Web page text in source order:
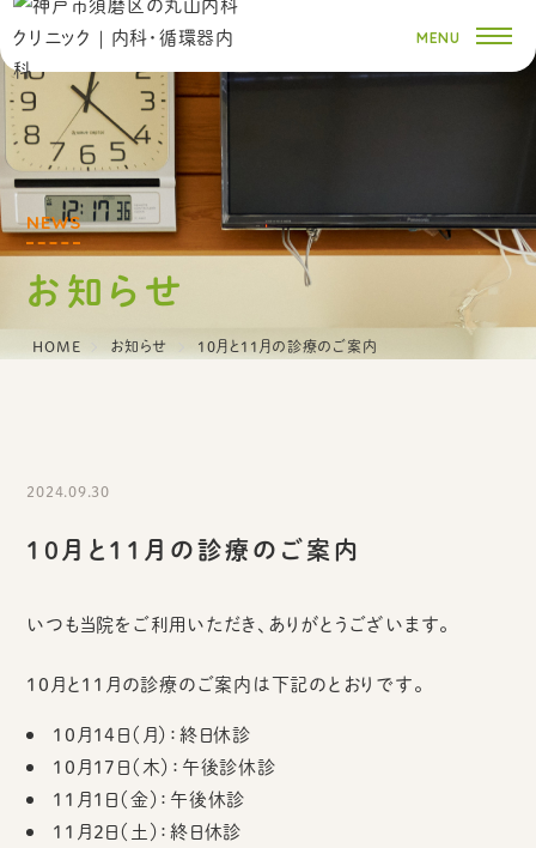
お知らせ
HOME お知らせ 10月と11月の診療のご案内
2024.09.30
10月と11月の診療のご案内
いつも当院をご利用いただき、ありがとうございます。
10月と11月の診療のご案内は下記のとおりです。
10月14日（月）：終日休診
10月17日（木）：午後診休診
11月1日（金）：午後休診
11月2日（土）：終日休診